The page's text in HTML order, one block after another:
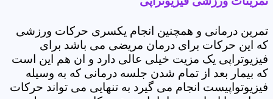
تمرین درمانی و همچنین انجام یکسری حرکات ورزشی
که این حرکات برای درمان مریضی می باشد برای
فیزیوتراپی یک مزیت خیلی عالی دارد و ان هم این است
که بیمار بعد از تمام شدن جلسه درمانی که به وسیله
فیزیوتواپیست انجام می گیرد به تنهایی می تواند حرکات